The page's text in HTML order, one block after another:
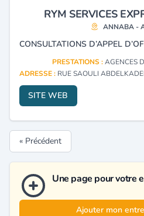
RYM SERVICES
ANNABA -
PRESTATIONS :AGENCES
ADRESSE : RUE SAOULI ABDELKADER 29
SITE WEB
« Précédent
Une page pour votre
Ajouter mon